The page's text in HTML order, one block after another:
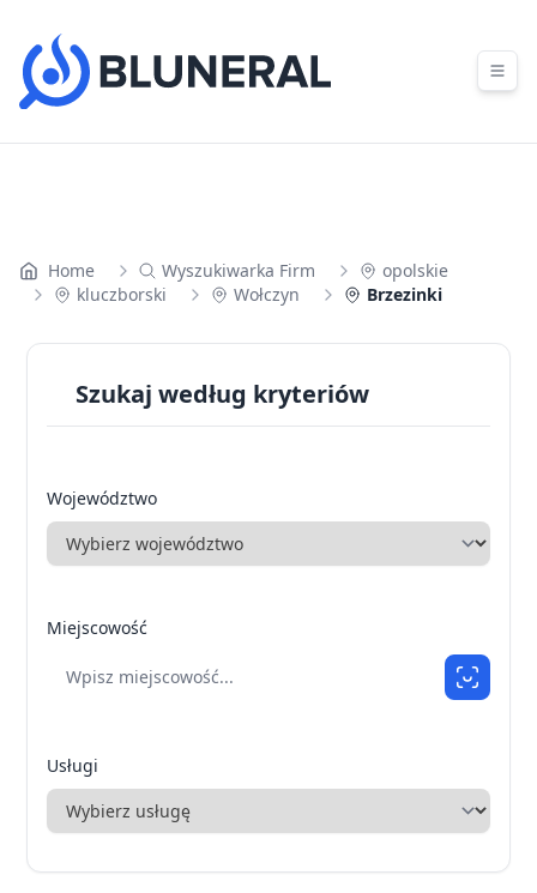
Home Wyszukiwarka Firm
opolskie
kluczborski
Wołczyn Brzezinki
Szukaj według kryteriów
Województwo
Miejscowość
Usługi